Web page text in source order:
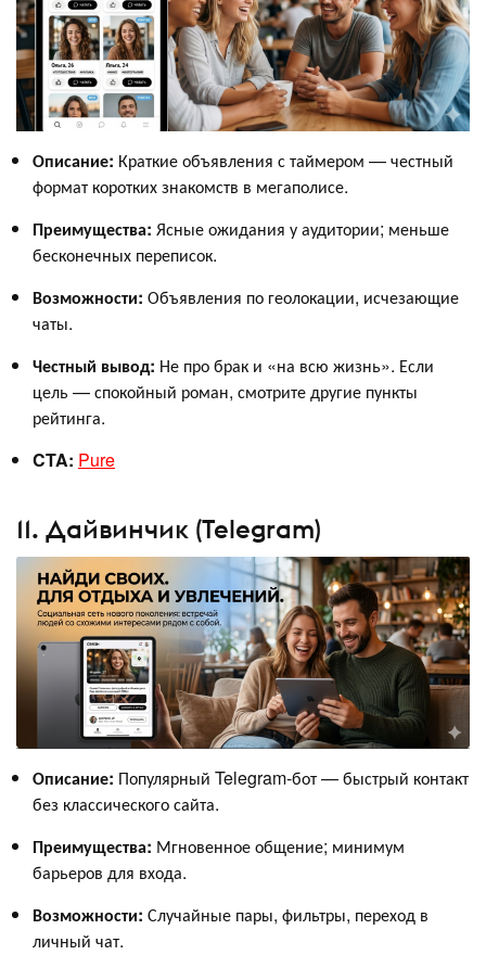
Описание: Краткие объявления с таймером — честный
формат коротких знакомств в мегаполисе.
Преимущества: Ясные ожидания у аудитории; меньше
бесконечных переписок.
Возможности: Объявления по геолокации, исчезающие
чаты.
Честный вывод: Не про брак и «на всю жизнь». Если
цель — спокойный роман, смотрите другие пункты
рейтинга.
CTA: Pure
11. Дайвинчик (Telegram)
Описание: Популярный Telegram‑бот — быстрый контакт
без классического сайта.
Преимущества: Мгновенное общение; минимум
барьеров для входа.
Возможности: Случайные пары, фильтры, переход в
личный чат.